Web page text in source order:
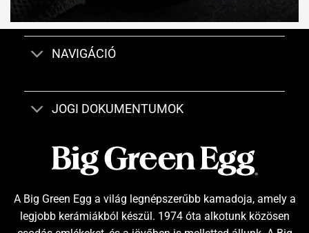
NAVIGÁCIÓ
JOGI DOKUMENTUMOK
A Big Green Egg a világ legnépszerűbb kamadoja, amely a
legjobb kerámiákból készül. 1974 óta alkotunk közösen